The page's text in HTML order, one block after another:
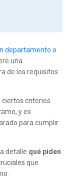
departamento o
una
de los requisitos
ciertos criterios
y es
para cumplir
detalle qué piden
que